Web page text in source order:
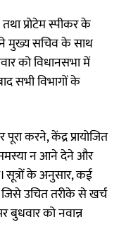
प्रोटेम स्पीकर के
मुख्य सचिव के साथ
को विधानसभा में
सभी विभागों के
करने, केंद्र प्रायोजित
समस्या न आने देने और
सूत्रों के अनुसार, कई
जिसे उचित तरीके से खर्च
बुधवार को नवान्न